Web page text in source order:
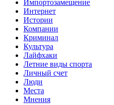
Импортозамещение
Интернет
Истории
Компании
Криминал
Культура
Лайфхаки
Летние виды спорта
Личный счет
Люди
Места
Мнения